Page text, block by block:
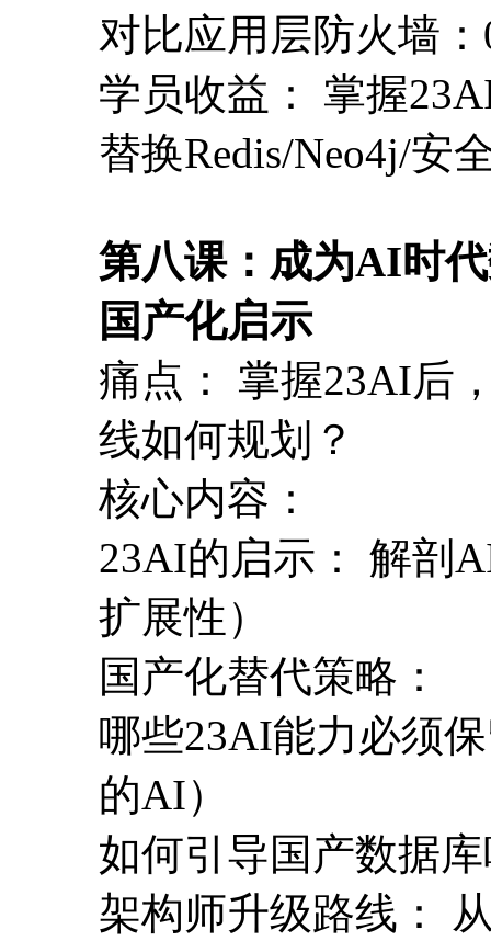
对比应用层防火墙
学员收益： 掌握
替换Redis/Neo4j/安
第八课：成为AI时
国产化启示
痛点： 掌握23AI后
线如何规划？
核心内容：
23AI的启示： 解剖
扩展性）
国产化替代策略：
哪些23AI能力必须
的AI）
如何引导国产数据
架构师升级路线：